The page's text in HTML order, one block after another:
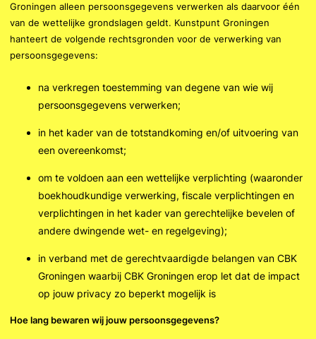
Groningen alleen persoonsgegevens verwerken als daarvoor één
van de wettelijke grondslagen geldt. Kunstpunt Groningen
hanteert de volgende rechtsgronden voor de verwerking van
persoonsgegevens:
na verkregen toestemming van degene van wie wij
persoonsgegevens verwerken;
in het kader van de totstandkoming en/of uitvoering van
een overeenkomst;
om te voldoen aan een wettelijke verplichting (waaronder
boekhoudkundige verwerking, fiscale verplichtingen en
verplichtingen in het kader van gerechtelijke bevelen of
andere dwingende wet- en regelgeving);
in verband met de gerechtvaardigde belangen van CBK
Groningen waarbij CBK Groningen erop let dat de impact
op jouw privacy zo beperkt mogelijk is
Hoe lang bewaren wij jouw persoonsgegevens?